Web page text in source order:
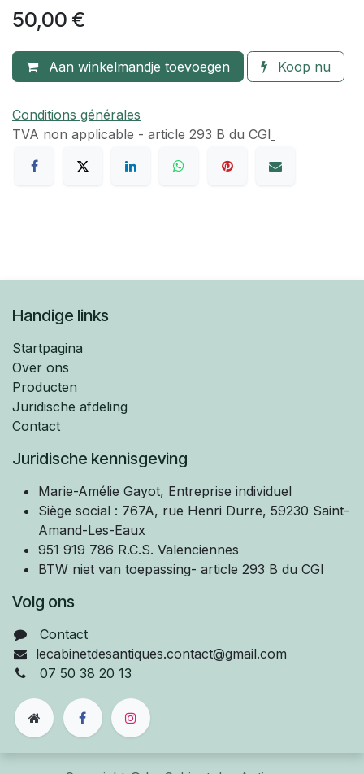
50,00 €
Aan winkelmandje toevoegen Koop nu
Conditions générales
TVA​ non applicable - article 293 B du CGI
Handige links
Startpagina
Over ons
Producten
Juridische afdeling
Contact
Juridische kennisgeving
Marie-Amélie Gayot, Entreprise individuel
Siège social : 767A, rue Henri Durre, 59230 Saint-
Amand-Les-Eaux
951 919 786 R.C.S. Valenciennes
BTW niet van toepassing- article 293 B du CGI
Volg ons
Contact
lecabinetdesantiques.contact@gmail.com
07 50 38 20 13